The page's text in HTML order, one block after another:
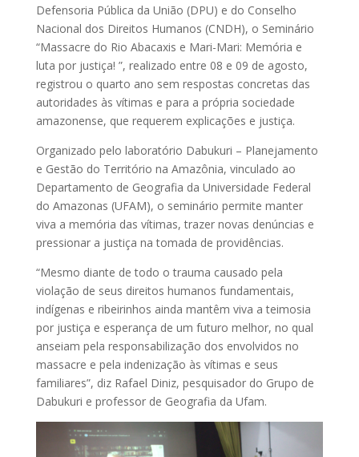
Defensoria Pública da União (DPU) e do Conselho
Nacional dos Direitos Humanos (CNDH), o Seminário
“Massacre do Rio Abacaxis e Mari-Mari: Memória e
luta por justiça! ”, realizado entre 08 e 09 de agosto,
registrou o quarto ano sem respostas concretas das
autoridades às vítimas e para a própria sociedade
amazonense, que requerem explicações e justiça.
Organizado pelo laboratório Dabukuri – Planejamento
e Gestão do Território na Amazônia, vinculado ao
Departamento de Geografia da Universidade Federal
do Amazonas (UFAM), o seminário permite manter
viva a memória das vítimas, trazer novas denúncias e
pressionar a justiça na tomada de providências.
“Mesmo diante de todo o trauma causado pela
violação de seus direitos humanos fundamentais,
indígenas e ribeirinhos ainda mantêm viva a teimosia
por justiça e esperança de um futuro melhor, no qual
anseiam pela responsabilização dos envolvidos no
massacre e pela indenização às vítimas e seus
familiares”, diz Rafael Diniz, pesquisador do Grupo de
Dabukuri e professor de Geografia da Ufam.